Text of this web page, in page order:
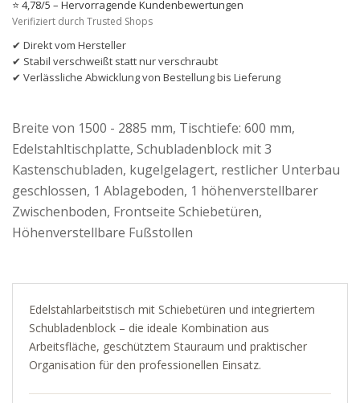
⭐ 4,78/5 – Hervorragende Kundenbewertungen
Verifiziert durch Trusted Shops
✔ Direkt vom Hersteller
✔ Stabil verschweißt statt nur verschraubt
✔ Verlässliche Abwicklung von Bestellung bis Lieferung
Breite von 1500 - 2885 mm, Tischtiefe: 600 mm,
Edelstahltischplatte, Schubladenblock mit 3
Kastenschubladen, kugelgelagert, restlicher Unterbau
geschlossen, 1 Ablageboden, 1 höhenverstellbarer
Zwischenboden, Frontseite Schiebetüren,
Höhenverstellbare Fußstollen
Edelstahlarbeitstisch mit Schiebetüren und integriertem
Schubladenblock – die ideale Kombination aus
Arbeitsfläche, geschütztem Stauraum und praktischer
Organisation für den professionellen Einsatz.